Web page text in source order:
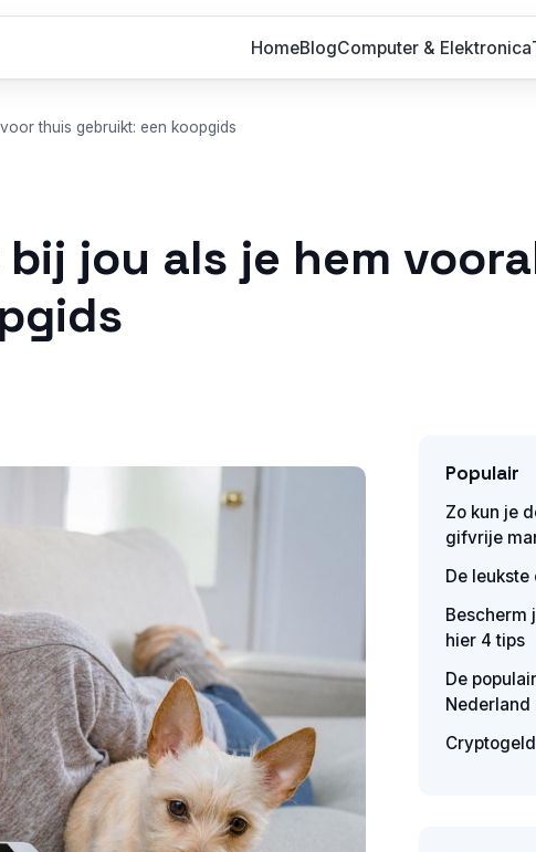
HomeBlogComputer & Elektronica
thuis gebruikt: een koopgids
jou als je hem
Populair
Zo kun je
gifvrije
De
Bescherm
hier 4 tips
De